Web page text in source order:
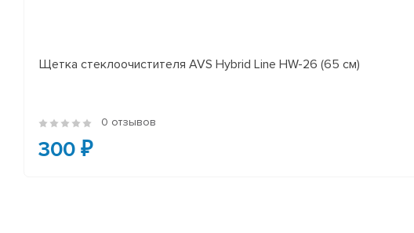
Щетка стеклоочистителя AVS Hybrid Line HW-26 (65 см)
0 отзывов
300 ₽